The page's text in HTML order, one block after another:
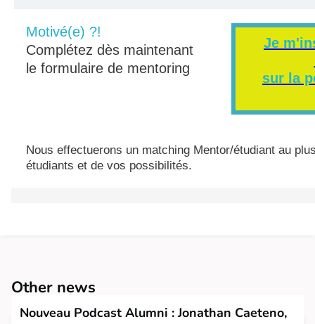
Motivé(e) ?!
Complétez dès maintenant
le formulaire de mentoring
Je
sur la
Nous effectuerons un matching Mentor/étudiant au
étudiants et de vos possibilités.
Other news
Nouveau Podcast Alumni : Jonathan Caeteno,